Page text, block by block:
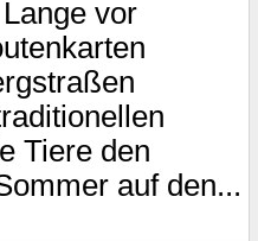
vor
Tiere den
auf den...